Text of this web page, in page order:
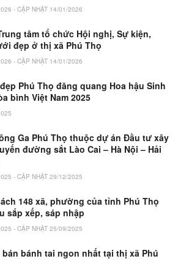
- CẬP NHẬT 14/01/2026
tâm tổ chức Hội nghị, Sự kiện,
đẹp ở thị xã Phú Thọ
- CẬP NHẬT 14/01/2026
Phú Thọ đăng quang Hoa hậu Sinh
bình Việt Nam 2025
Ga Phú Thọ thuộc dự án Đầu tư xây
đường sắt Lào Cai – Hà Nội – Hải
- CẬP NHẬT 29/12/2025
148 xã, phường của tỉnh Phú Thọ
sắp xếp, sáp nhập
- CẬP NHẬT 25/09/2025
bánh tai ngon nhất tại thị xã Phú